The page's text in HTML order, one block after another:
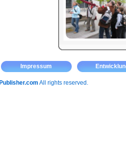
Impressum
All rights reserved.